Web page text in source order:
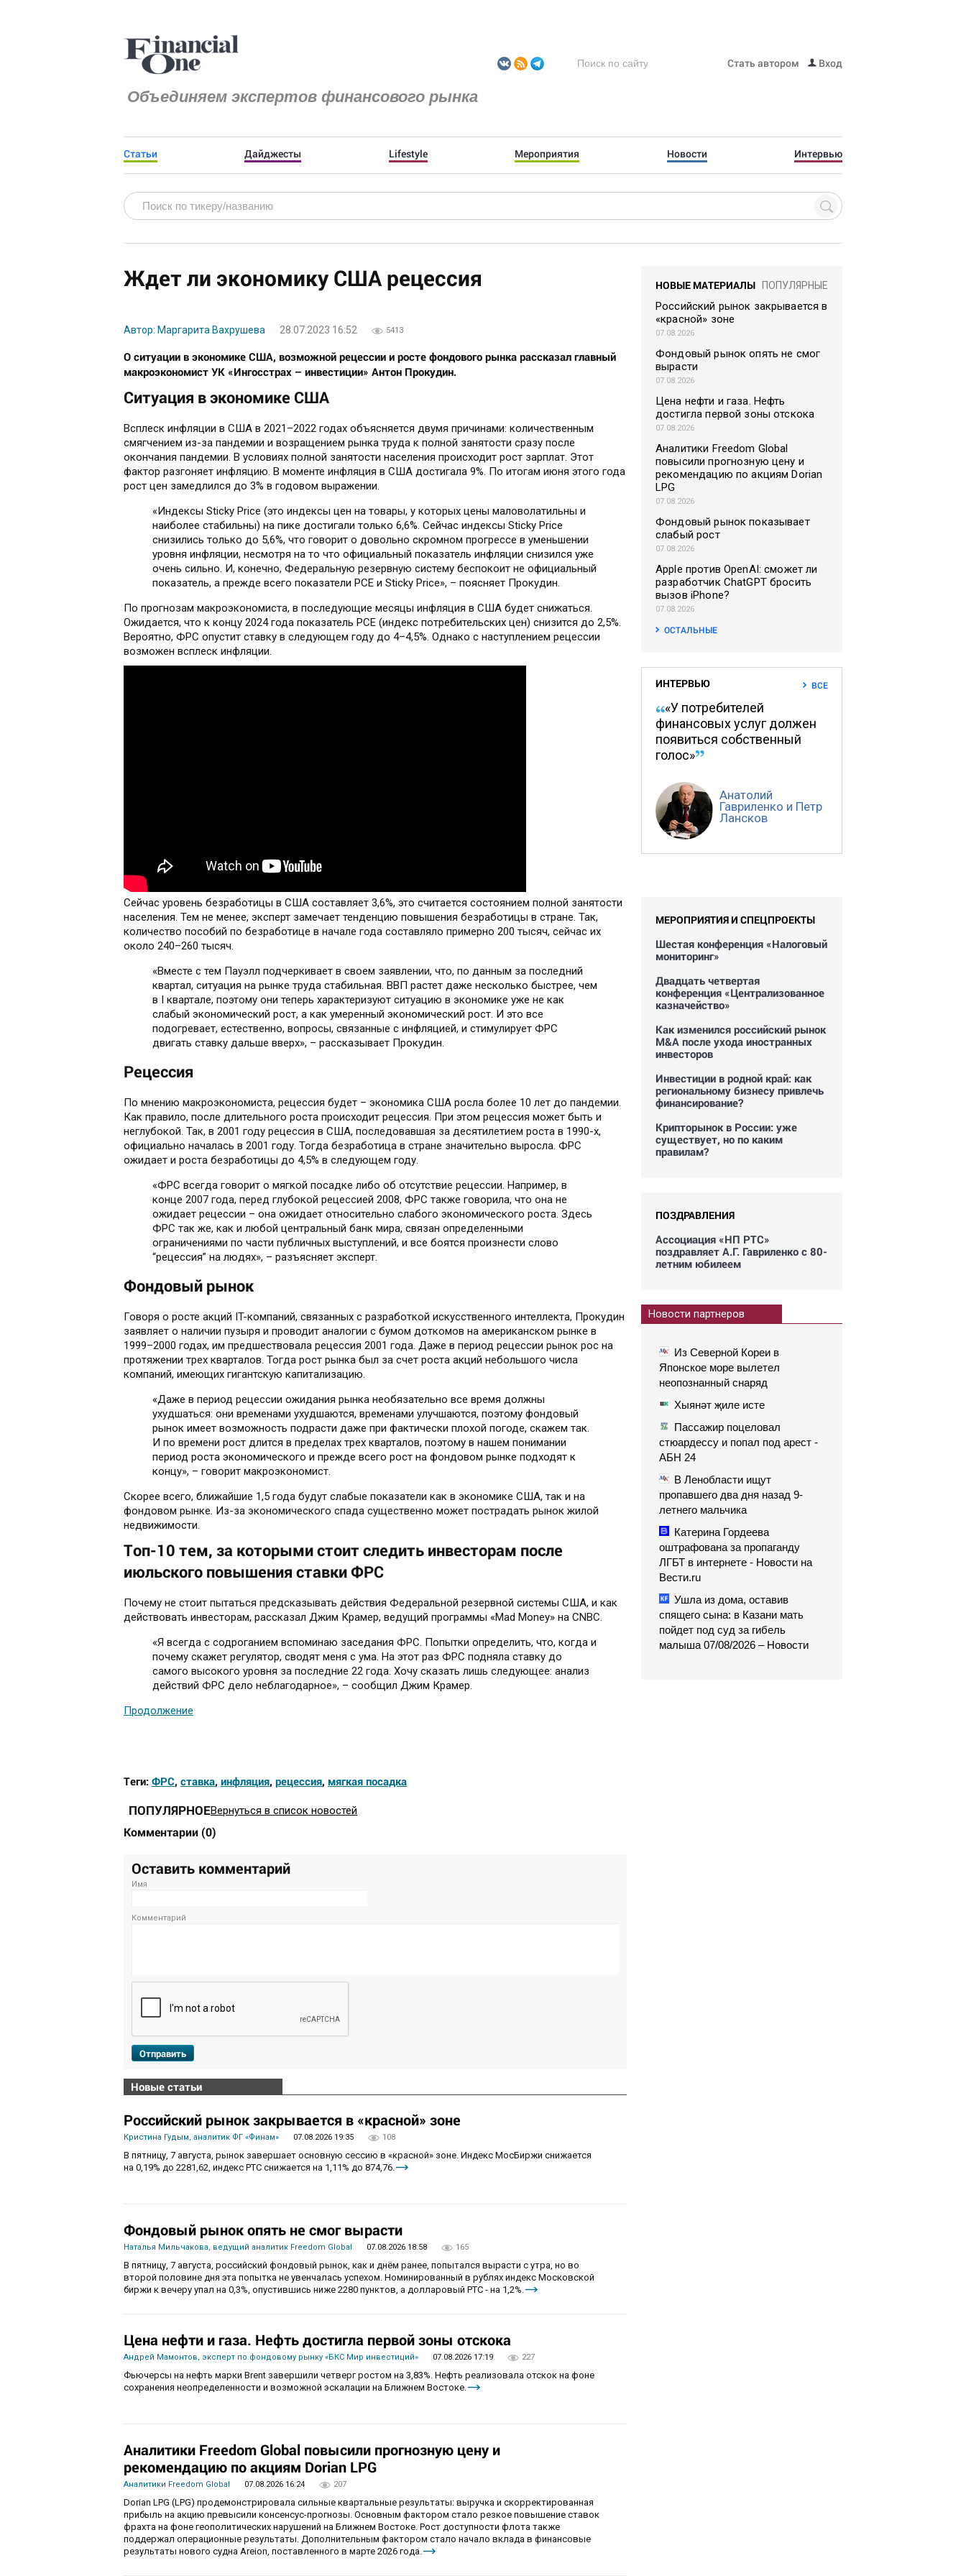
Объединяем экспертов финансового рынка
Стать автором Вход
Статьи Дайджесты Lifestyle Мероприятия Новости Интервью
Ждет ли экономику США рецессия
Автор: Маргарита Вахрушева 28.07.2023 16:52 5413
О ситуации в экономике США, возможной рецессии и росте фондового рынка рассказал главный
макроэкономист УК «Ингосстрах – инвестиции» Антон Прокудин.
Ситуация в экономике США
Всплеск инфляции в США в 2021–2022 годах объясняется двумя причинами: количественным
смягчением из-за пандемии и возращением рынка труда к полной занятости сразу после
окончания пандемии. В условиях полной занятости населения происходит рост зарплат. Этот
фактор разгоняет инфляцию. В моменте инфляция в США достигала 9%. По итогам июня этого года
рост цен замедлился до 3% в годовом выражении.
«Индексы Sticky Price (это индексы цен на товары, у которых цены маловолатильны и
наиболее стабильны) на пике достигали только 6,6%. Сейчас индексы Sticky Price
снизились только до 5,6%, что говорит о довольно скромном прогрессе в уменьшении
уровня инфляции, несмотря на то что официальный показатель инфляции снизился уже
очень сильно. И, конечно, Федеральную резервную систему беспокоит не официальный
показатель, а прежде всего показатели PCE и Sticky Price», – поясняет Прокудин.
По прогнозам макроэкономиста, в последующие месяцы инфляция в США будет снижаться.
Ожидается, что к концу 2024 года показатель PCE (индекс потребительских цен) снизится до 2,5%.
Вероятно, ФРС опустит ставку в следующем году до 4–4,5%. Однако с наступлением рецессии
возможен всплеск инфляции.
Сейчас уровень безработицы в США составляет 3,6%, это считается состоянием полной занятости
населения. Тем не менее, эксперт замечает тенденцию повышения безработицы в стране. Так,
количество пособий по безработице в начале года составляло примерно 200 тысяч, сейчас их
около 240–260 тысяч.
«Вместе с тем Пауэлл подчеркивает в своем заявлении, что, по данным за последний
квартал, ситуация на рынке труда стабильная. ВВП растет даже несколько быстрее, чем
в I квартале, поэтому они теперь характеризуют ситуацию в экономике уже не как
слабый экономический рост, а как умеренный экономический рост. И это все
подогревает, естественно, вопросы, связанные с инфляцией, и стимулирует ФРС
двигать ставку дальше вверх», – рассказывает Прокудин.
Рецессия
По мнению макроэкономиста, рецессия будет – экономика США росла более 10 лет до пандемии.
Как правило, после длительного роста происходит рецессия. При этом рецессия может быть и
неглубокой. Так, в 2001 году рецессия в США, последовавшая за десятилетием роста в 1990-х,
официально началась в 2001 году. Тогда безработица в стране значительно выросла. ФРС
ожидает и роста безработицы до 4,5% в следующем году.
«ФРС всегда говорит о мягкой посадке либо об отсутствие рецессии. Например, в
конце 2007 года, перед глубокой рецессией 2008, ФРС также говорила, что она не
ожидает рецессии – она ожидает относительно слабого экономического роста. Здесь
ФРС так же, как и любой центральный банк мира, связан определенными
ограничениями по части публичных выступлений, и все боятся произнести слово
“рецессия” на людях», – разъясняет эксперт.
Фондовый рынок
Говоря о росте акций IT-компаний, связанных с разработкой искусственного интеллекта, Прокудин
заявляет о наличии пузыря и проводит аналогии с бумом доткомов на американском рынке в
1999–2000 годах, им предшествовала рецессия 2001 года. Даже в период рецессии рынок рос на
протяжении трех кварталов. Тогда рост рынка был за счет роста акций небольшого числа
компаний, имеющих гигантскую капитализацию.
«Даже в период рецессии ожидания рынка необязательно все время должны
ухудшаться: они временами ухудшаются, временами улучшаются, поэтому фондовый
рынок имеет возможность подрасти даже при фактически плохой погоде, скажем так.
И по времени рост длится в пределах трех кварталов, поэтому в нашем понимании
период роста экономического и прежде всего рост на фондовом рынке подходят к
концу», – говорит макроэкономист.
Скорее всего, ближайшие 1,5 года будут слабые показатели как в экономике США, так и на
фондовом рынке. Из-за экономического спада существенно может пострадать рынок жилой
недвижимости.
Топ-10 тем, за которыми стоит следить инвесторам после
июльского повышения ставки ФРС
Почему не стоит пытаться предсказывать действия Федеральной резервной системы США, и как
действовать инвесторам, рассказал Джим Крамер, ведущий программы «Mad Money» на CNBC.
«Я всегда с содроганием вспоминаю заседания ФРС. Попытки определить, что, когда и
почему скажет регулятор, сводят меня с ума. На этот раз ФРС подняла ставку до
самого высокого уровня за последние 22 года. Хочу сказать лишь следующее: анализ
действий ФРС дело неблагодарное», – сообщил Джим Крамер.
Продолжение
Теги: ФРС, ставка, инфляция, рецессия, мягкая посадка
ПОПУЛЯРНОЕВернуться в список новостей
Комментарии (0)
Оставить комментарий
Имя
Комментарий
Отправить
Новые статьи
Российский рынок закрывается в «красной» зоне
Кристина Гудым, аналитик ФГ «Финам» 07.08.2026 19:35 108
В пятницу, 7 августа, рынок завершает основную сессию в «красной» зоне. Индекс МосБиржи снижается
на 0,19% до 2281,62, индекс РТС снижается на 1,11% до 874,76.
Фондовый рынок опять не смог вырасти
Наталья Мильчакова, ведущий аналитик Freedom Global 07.08.2026 18:58 165
В пятницу, 7 августа, российский фондовый рынок, как и днём ранее, попытался вырасти с утра, но во
второй половине дня эта попытка не увенчалась успехом. Номинированный в рублях индекс Московской
биржи к вечеру упал на 0,3%, опустившись ниже 2280 пунктов, а долларовый РТС - на 1,2%.
Цена нефти и газа. Нефть достигла первой зоны отскока
Андрей Мамонтов, эксперт по фондовому рынку «БКС Мир инвестиций» 07.08.2026 17:19 227
Фьючерсы на нефть марки Brent завершили четверг ростом на 3,83%. Нефть реализовала отскок на фоне
сохранения неопределенности и возможной эскалации на Ближнем Востоке.
Аналитики Freedom Global повысили прогнозную цену и
рекомендацию по акциям Dorian LPG
Аналитики Freedom Global 07.08.2026 16:24 207
Dorian LPG (LPG) продемонстрировала сильные квартальные результаты: выручка и скорректированная
прибыль на акцию превысили консенсус-прогнозы. Основным фактором стало резкое повышение ставок
фрахта на фоне геополитических нарушений на Ближнем Востоке. Рост доступности флота также
поддержал операционные результаты. Дополнительным фактором стало начало вклада в финансовые
результаты нового судна Areion, поставленного в марте 2026 года.
НОВЫЕ МАТЕРИАЛЫ ПОПУЛЯРНЫЕ
Российский рынок закрывается в
«красной» зоне
07.08.2026
Фондовый рынок опять не смог
вырасти
07.08.2026
Цена нефти и газа. Нефть
достигла первой зоны отскока
07.08.2026
Аналитики Freedom Global
повысили прогнозную цену и
рекомендацию по акциям Dorian
LPG
07.08.2026
Фондовый рынок показывает
слабый рост
07.08.2026
Apple против OpenAI: сможет ли
разработчик ChatGPT бросить
вызов iPhone?
07.08.2026
ОСТАЛЬНЫЕ
ИНТЕРВЬЮ ВСЕ
«У потребителей
финансовых услуг должен
появиться собственный
голос»
Анатолий
Гавриленко и Петр
Лансков
МЕРОПРИЯТИЯ И СПЕЦПРОЕКТЫ
Шестая конференция «Налоговый
мониторинг»
Двадцать четвертая
конференция «Централизованное
казначейство»
Как изменился российский рынок
M&A после ухода иностранных
инвесторов
Инвестиции в родной край: как
региональному бизнесу привлечь
финансирование?
Крипторынок в России: уже
существует, но по каким
правилам?
ПОЗДРАВЛЕНИЯ
Ассоциация «НП РТС»
поздравляет А.Г. Гавриленко с 80-
летним юбилеем
Новости партнеров
Из Северной Кореи в
Японское море вылетел
неопознанный снаряд
Хыянәт җиле исте
Пассажир поцеловал
стюардессу и попал под арест -
АБН 24
В Ленобласти ищут
пропавшего два дня назад 9-
летнего мальчика
Катерина Гордеева
оштрафована за пропаганду
ЛГБТ в интернете - Новости на
Вести.ru
Ушла из дома, оставив
спящего сына: в Казани мать
пойдет под суд за гибель
малыша 07/08/2026 – Новости